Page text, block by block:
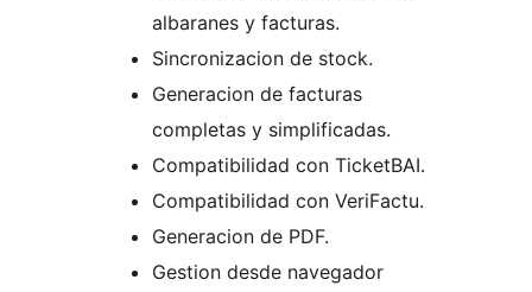
albaranes y facturas.
Sincronizacion de stock.
Generacion de facturas
completas y simplificadas.
Compatibilidad con TicketBAI.
Compatibilidad con VeriFactu.
Generacion de PDF.
Gestion desde navegador